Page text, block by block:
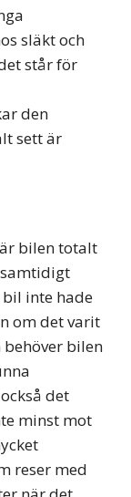
släkt och
står för
den
sett är
bilen totalt
bil inte hade
om det varit
bilen
det
minst mot
reser med